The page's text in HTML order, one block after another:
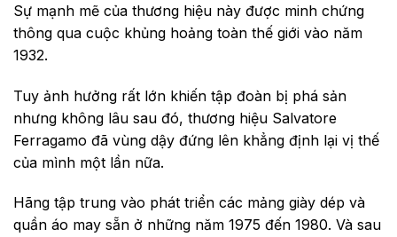
Sự mạnh mẽ của thương hiệu này được minh chứng
thông qua cuộc khủng hoảng toàn thế giới vào năm
1932.
Tuy ảnh hưởng rất lớn khiến tập đoàn bị phá sản
nhưng không lâu sau đó, thương hiệu Salvatore
Ferragamo đã vùng dậy đứng lên khẳng định lại vị thế
của mình một lần nữa.
Hãng tập trung vào phát triển các mảng giày dép và
quần áo may sẵn ở những năm 1975 đến 1980. Và sau